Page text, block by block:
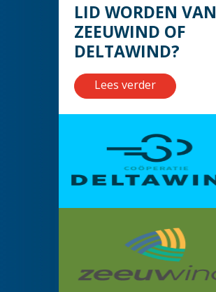
LID WORDEN VAN
ZEEUWIND OF
DELTAWIND?
Lees verder